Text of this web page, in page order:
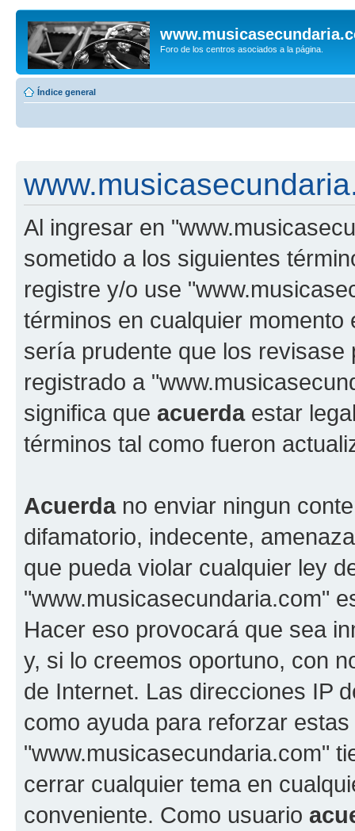
Foro de los centros asociados a la página.
Índice general
Al ingresar en
sometido a los siguientes
registre y/o use
términos en cualquier
sería prudente que los
registrado a
significa que acuerdaestar
términos tal como fueron
Acuerdano enviar ningun
difamatorio, indecente,
que pueda violar cualquier ley
"www.musicasecundaria.com"
Hacer eso provocará que sea
y, si lo creemos oportuno, con
de Internet. Las direcciones IP
como ayuda para reforzar
"www.musicasecundaria.com"
cerrar cualquier tema en
conveniente. Como usuario